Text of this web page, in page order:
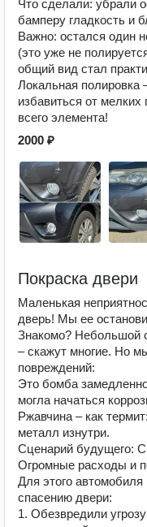
Что сделали: убрали
бамперу гладкость и
Важно: остался один
(это уже не
общий вид стал
Локальная
избавиться от
всего элемента!
2000 ₽
Покраска двери
Маленькая
дверь! Мы ее
Знакомо? Небольшой
– скажут многие. Но
повреждений:
Это бомба
могла начаться
Ржавчина – как
металл изнутри.
Сценарий будущего:
Огромные расходы и
Для этого
спасению двери:
1. Обезвредили